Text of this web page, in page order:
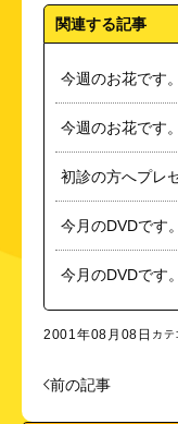
関連する記事
今週のお花です。
今週のお花です。
初診の方へプレ
今月のDVDです。
今月のDVDです。
2001年08月08日 カテ
前の記事